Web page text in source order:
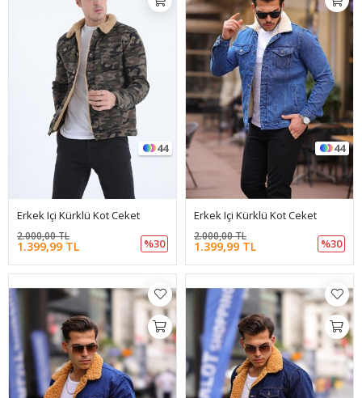
44
Erkek Içi Kürklü Kot Ceket
1.399,99 TL
2.000,00 TL
%30
44
Erkek Içi Kürklü Kot Ceket
1.399,99 TL
2.000,00 TL
%30